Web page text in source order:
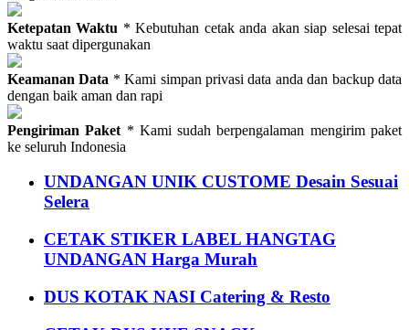
Ketepatan Waktu * Kebutuhan cetak anda akan siap selesai tepat
waktu saat dipergunakan
Keamanan Data * Kami simpan privasi data anda dan backup data
dengan baik aman dan rapi
Pengiriman Paket * Kami sudah berpengalaman mengirim paket
ke seluruh Indonesia
UNDANGAN UNIK CUSTOME Desain Sesuai
Selera
CETAK STIKER LABEL HANGTAG
UNDANGAN Harga Murah
DUS KOTAK NASI Catering & Resto